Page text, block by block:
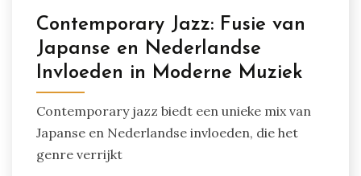
Contemporary Jazz: Fusie van
Japanse en Nederlandse
Invloeden in Moderne Muziek
Contemporary jazz biedt een unieke mix van
Japanse en Nederlandse invloeden, die het
genre verrijkt